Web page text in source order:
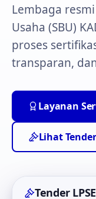
Lembaga
Usaha (SBU)
proses
transparan,
Layanan
Lihat Tender
Tender